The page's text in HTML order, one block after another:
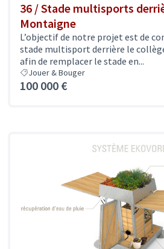
36 / Stade multisports
Montaigne
L’objectif de notre projet est de
stade multisport derrière le
afin de remplacer le stade en...
Jouer & Bouger
100 000 €